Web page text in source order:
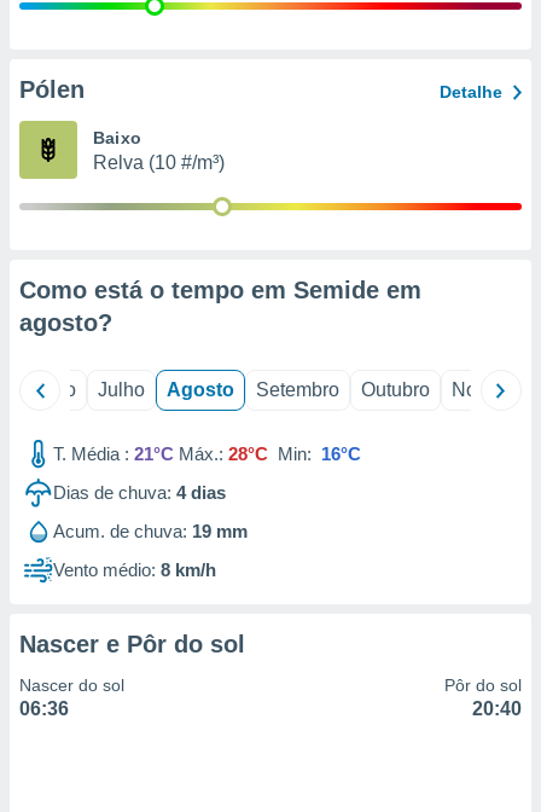
e
de
Pólen Detalhe
Baixo
Relva (10 #/m³)
Como está o tempo em Semide em
agosto?
Junho Julho Agosto Setembro Outubro Novembro
T. Média : 21°C Máx.: 28°C Min: 16°C
Dias de chuva: 4dias
Acum. de chuva: 19 mm
Vento médio: 8 km/h
Nascer e Pôr do sol
Nascer do sol
06:36
Pôr do sol
20:40